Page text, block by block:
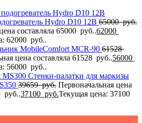
Hydro D10 12В 65000руб.
составляла 65000 руб..62000
62000 руб..
MobileComfort MCR-90 61528
цена составляла 61528 руб..56000
56000 руб..
Стенки-палатки для маркизы
39659руб. Первоначальная цена
руб..37100 руб.Текущая цена: 37100